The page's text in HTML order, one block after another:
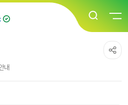
내